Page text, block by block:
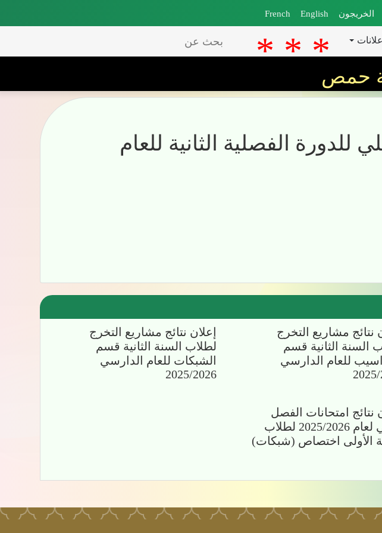
الخريجون French English
حمص
للدورة الفصلية الثانية للعام
نتائج مشاريع التخرج
السنة الثانية قسم
للعام الدارسي
إعلان نتائج مشاريع التخرج
لطلاب السنة الثانية قسم
الشبكات للعام الدارسي
2025/2026
نتائج امتحانات الفصل
الثاني لعام 2025/2026 لطلاب
الأولى اختصاص (شبكات)